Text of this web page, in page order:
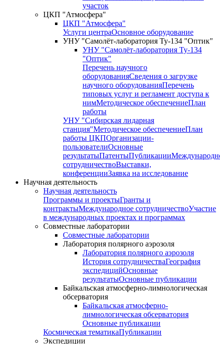
участок
ЦКП "Атмосфера"
ЦКП "Атмосфера"
Услуги центраОсновное оборудование
УНУ "Самолёт-лаборатория Ту-134 "Оптик"
УНУ "Самолёт-лаборатория Ту-134
"Оптик"
Перечень научного
оборудованияСведения о загрузке
научного оборудованияПеречень
типовых услуг и регламент доступа к
нимМетодическое обеспечениеПлан
работы
УНУ "Сибирская лидарная
станция"Методическое обеспечениеПлан
работы ЦКПОрганизации-
пользователиОсновные
результатыПатентыПубликации
сотрудничествоВыставки,
конференцииЗаявка на исследование
Научная деятельность
Научная деятельность
Программы и проектыГранты и
контрактыМеждународное сотрудничествоУчастие
в международных проектах и программах
Совместные лаборатории
Совместные лаборатории
Лаборатория полярного аэрозоля
Лаборатория полярного аэрозоля
История сотрудничестваГеография
экспедицийОсновные
результатыОсновные публикации
Байкальская атмосферно-лимнологическая
обсерватория
Байкальская атмосферно-
лимнологическая обсерватория
Основные публикации
Космическая тематикаПубликации
Экспедиции